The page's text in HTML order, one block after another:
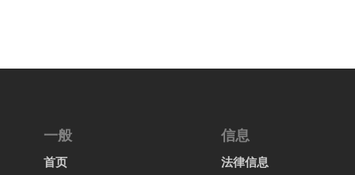
一般
首页
信息
法律信息